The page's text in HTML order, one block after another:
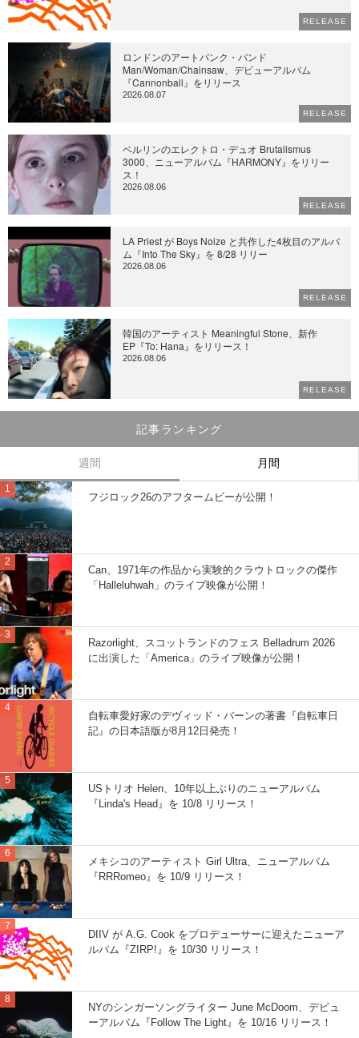
RELEASE
ロンドンのアートパンク・バンド
Man/Woman/Chainsaw、デビューアルバム
『Cannonball』をリリース
2026.08.07
RELEASE
ベルリンのエレクトロ・デュオ Brutalismus
3000、ニューアルバム『HARMONY』をリリー
ス！
2026.08.06
RELEASE
LA Priest が Boys Noize と共作した4枚目のアルバ
ム『Into The Sky』を 8/28 リリー
2026.08.06
RELEASE
韓国のアーティスト Meaningful Stone、新作
EP『To: Hana』をリリース！
2026.08.06
RELEASE
記事ランキング
週間 月間
フジロック26のアフタームビーが公開！
Can、1971年の作品から実験的クラウトロックの傑作
「Halleluhwah」のライブ映像が公開！
Razorlight、スコットランドのフェス Belladrum 2026
に出演した「America」のライブ映像が公開！
自転車愛好家のデヴィッド・バーンの著書『自転車日
記』の日本語版が8月12日発売！
USトリオ Helen、10年以上ぶりのニューアルバム
『Linda's Head』を 10/8 リリース！
メキシコのアーティスト Girl Ultra、ニューアルバム
『RRRomeo』を 10/9 リリース！
DIIV が A.G. Cook をプロデューサーに迎えたニューア
ルバム『ZIRP!』を 10/30 リリース！
NYのシンガーソングライター June McDoom、デビュ
ーアルバム『Follow The Light』を 10/16 リリース！